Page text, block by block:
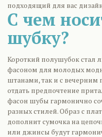
подходящий для вас
С чем
шубку?
Короткий полушубок
фасоном для молодых
штанами, так и с вечерним
отдать предпочтение
фасон шубы гармонично
разных стилей. Образ с
дополнит сумочка на
или джинсы будут